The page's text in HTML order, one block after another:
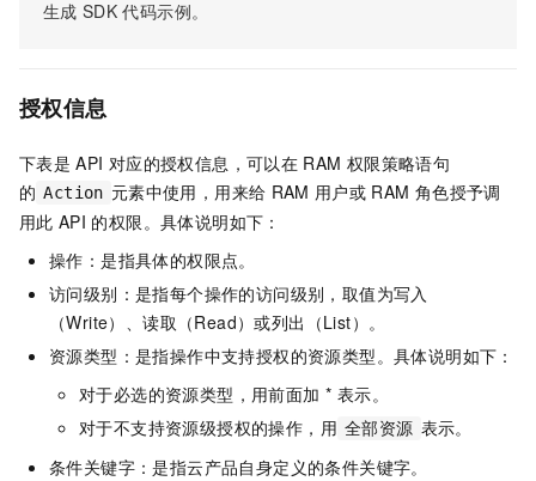
生成 SDK 代码示例。
授权信息
下表是 API 对应的授权信息，可以在 RAM 权限策略语句
的 Action 元素中使用，用来给 RAM 用户或 RAM 角色授予调
用此 API 的权限。具体说明如下：
操作：是指具体的权限点。
访问级别：是指每个操作的访问级别，取值为写入
（Write）、读取（Read）或列出（List）。
资源类型：是指操作中支持授权的资源类型。具体说明如下：
对于必选的资源类型，用前面加 * 表示。
对于不支持资源级授权的操作，用 全部资源 表示。
条件关键字：是指云产品自身定义的条件关键字。